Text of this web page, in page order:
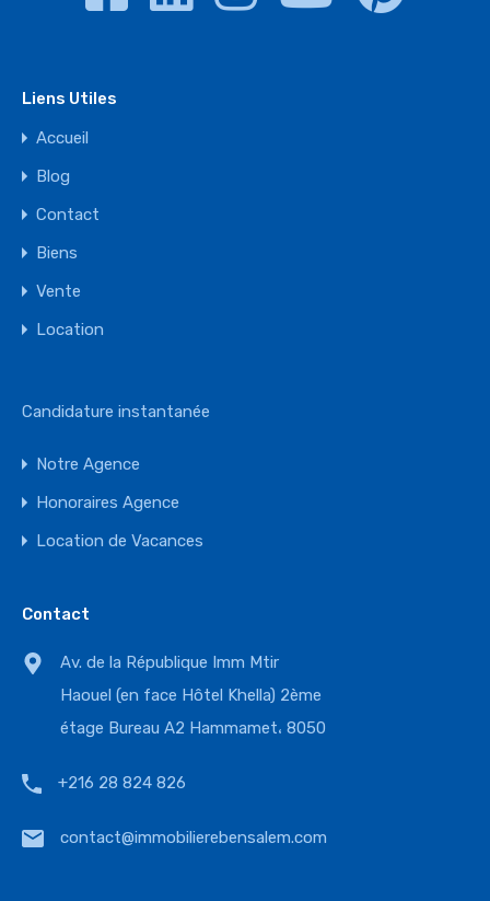
Liens Utiles
Accueil
Blog
Contact
Biens
Vente
Location
Candidature instantanée
Notre Agence
Honoraires Agence
Location de Vacances
Contact
Av. de la République Imm Mtir
Haouel (en face Hôtel Khella) 2ème
étage Bureau A2 Hammamet، 8050
+216 28 824 826
contact@immobilierebensalem.com